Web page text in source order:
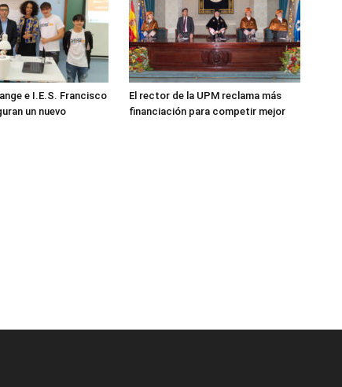
e I.E.S. Francisco
un nuevo
El rector de la UPM reclama más
financiación para competir mejor